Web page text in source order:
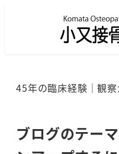
45年の臨床経験｜観
ブログのテー